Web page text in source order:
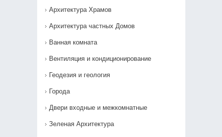
Архитектура Храмов
Архитектура частных Домов
Ванная комната
Вентиляция и кондиционирование
Геодезия и геология
Города
Двери входные и межкомнатные
Зеленая Архитектура